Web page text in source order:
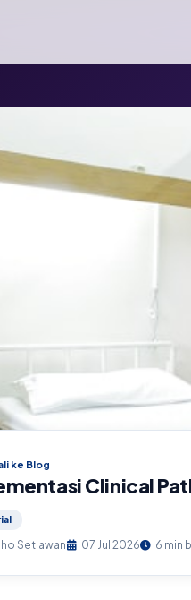
ke Blog
Clinical
Setiawan 07 Jul 2026 6 min